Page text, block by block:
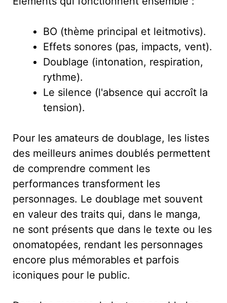
BO (thème principal et leitmotivs).
Effets sonores (pas, impacts, vent).
Doublage (intonation, respiration,
rythme).
Le silence (l'absence qui accroît la
tension).
Pour les amateurs de doublage, les listes
des meilleurs animes doublés permettent
de comprendre comment les
performances transforment les
personnages. Le doublage met souvent
en valeur des traits qui, dans le manga,
ne sont présents que dans le texte ou les
onomatopées, rendant les personnages
encore plus mémorables et parfois
iconiques pour le public.